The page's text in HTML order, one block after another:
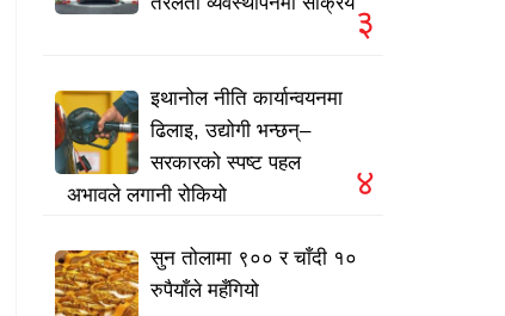
३
इथानोल नीति कार्यान्वयनमा
ढिलाइ, उद्योगी भन्छन्–
सरकारको स्पष्ट पहल
अभावले लगानी रोकियो
४
सुन तोलामा ९०० र चाँदी १०
रुपैयाँले महँगियो